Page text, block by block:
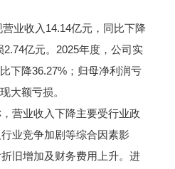
业收入14.14亿元，同比下降
亿元。2025年度，公司实
下降36.27%；归母净利润亏
大额亏损。
营业收入下降主要受行业政
业竞争加剧等综合因素影
旧增加及财务费用上升。进